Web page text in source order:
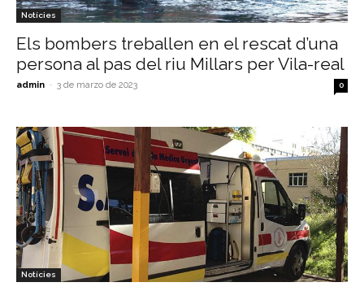
Notícies
Els bombers treballen en el rescat d’una
persona al pas del riu Millars per Vila-real
admin - 3 de marzo de 2023 0
Notícies